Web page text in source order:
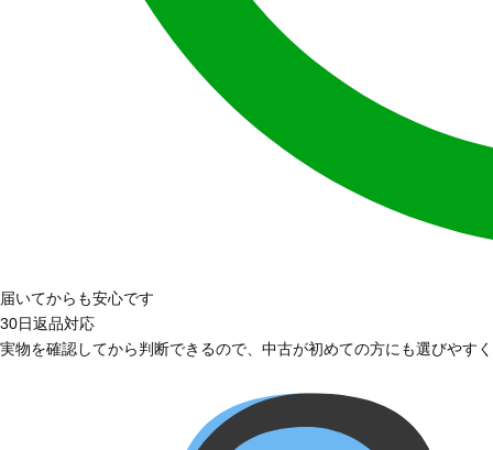
届いてからも安心です
30日返品対応
実物を確認してから判断できるので、中古が初めての方にも選びやす